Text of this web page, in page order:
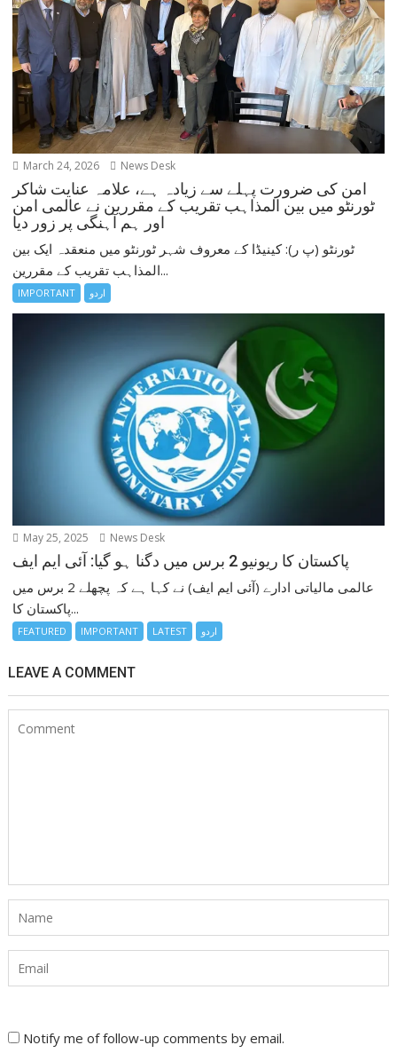
March 24, 2026 News Desk
امن کی ضرورت پہلے سے زیادہ ہے، علامہ عنایت شاکر
ٹورنٹو میں بین المذاہب تقریب کے مقررین نے عالمی امن
اور ہم آہنگی پر زور دیا
ٹورنٹو (پ ر): کینیڈا کے معروف شہر ٹورنٹو میں منعقدہ ایک بین
المذاہب تقریب کے مقررین...
IMPORTANT اردو
May 25, 2025 News Desk
پاکستان کا ریونیو 2 برس میں دگنا ہو گیا: آئی ایم ایف
عالمی مالیاتی ادارے (آئی ایم ایف) نے کہا ہے کہ پچھلے 2 برس میں
پاکستان کا...
FEATURED IMPORTANT LATEST اردو
LEAVE A COMMENT
Notify me of follow-up comments by email.